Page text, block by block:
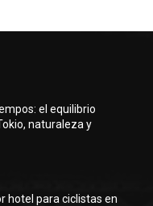
el equilibrio
naturaleza y
hotel para ciclistas en